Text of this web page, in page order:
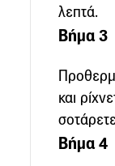
λεπτά.
Βήμα 3
και
Βήμα 4